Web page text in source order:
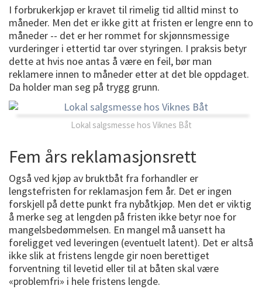
I forbrukerkjøp er kravet til rimelig tid alltid minst to
måneder. Men det er ikke gitt at fristen er lengre enn to
måneder -- det er her rommet for skjønnsmessige
vurderinger i ettertid tar over styringen. I praksis betyr
dette at hvis noe antas å være en feil, bør man
reklamere innen to måneder etter at det ble oppdaget.
Da holder man seg på trygg grunn.
Lokal salgsmesse hos Viknes Båt
Fem års reklamasjonsrett
Også ved kjøp av bruktbåt fra forhandler er
lengstefristen for reklamasjon fem år. Det er ingen
forskjell på dette punkt fra nybåtkjøp. Men det er viktig
å merke seg at lengden på fristen ikke betyr noe for
mangelsbedømmelsen. En mangel må uansett ha
foreligget ved leveringen (eventuelt latent). Det er altså
ikke slik at fristens lengde gir noen berettiget
forventning til levetid eller til at båten skal være
«problemfri» i hele fristens lengde.